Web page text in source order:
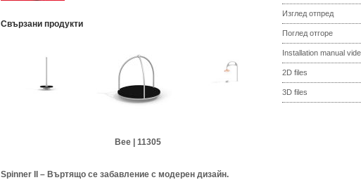
Свързани продукти
Bee | 11305
Изглед отпред
Поглед отгоре
Installation manual
2D files
3D files
Spinner II – Въртящо се забавление с модерен дизайн.